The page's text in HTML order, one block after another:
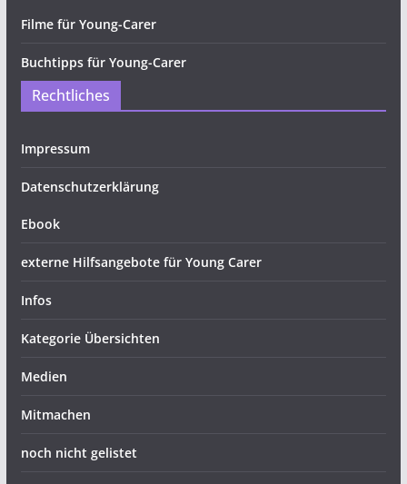
Filme für Young-Carer
Buchtipps für Young-Carer
Rechtliches
Impressum
Datenschutzerklärung
Ebook
externe Hilfsangebote für Young Carer
Infos
Kategorie Übersichten
Medien
Mitmachen
noch nicht gelistet